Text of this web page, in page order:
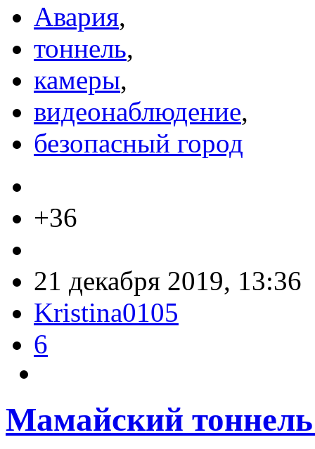
Авария,
тоннель,
камеры,
видеонаблюдение,
безопасный город
+36
21 декабря 2019, 13:36
Kristina0105
6
Мамайский